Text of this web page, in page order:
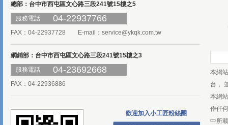
總部：台中市西屯區文心路三段241號15樓之5
服務電話
04-22937766
FAX：04-22937728 E-mail： service@ykqk.com.tw
網銷部：台中市西屯區文心路三段241號15樓之3
服務電話
04-23692668
FAX：04-22936886
歡迎加入小工匠粉絲團
本網
台，
本網
作任
中所